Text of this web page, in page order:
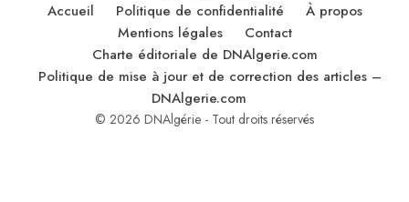
Accueil Politique de confidentialité
À propos
Mentions légales
Contact
Charte éditoriale de DNAlgerie.com
Politique de mise à jour et de correction des articles –
DNAlgerie.com
© 2026 DNAlgérie - Tout droits réservés